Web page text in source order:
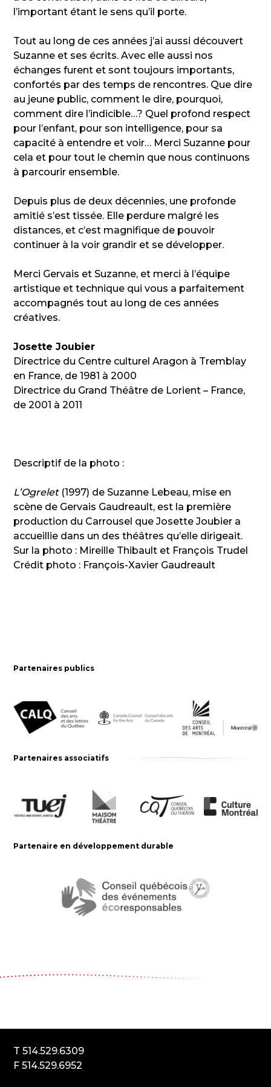
l’important étant le sens qu’il porte.
Tout au long de ces années j’ai aussi découvert
Suzanne et ses écrits. Avec elle aussi nos
échanges furent et sont toujours importants,
confortés par des temps de rencontres. Que dire
au jeune public, comment le dire, pourquoi,
comment dire l’indicible…? Quel profond respect
pour l’enfant, pour son intelligence, pour sa
capacité à entendre et voir… Merci Suzanne pour
cela et pour tout le chemin que nous continuons
à parcourir ensemble.
Depuis plus de deux décennies, une profonde
amitié s’est tissée. Elle perdure malgré les
distances, et c’est magnifique de pouvoir
continuer à la voir grandir et se développer.
Merci Gervais et Suzanne, et merci à l’équipe
artistique et technique qui vous a parfaitement
accompagnés tout au long de ces années
créatives.
Josette Joubier
Directrice du Centre culturel Aragon à Tremblay
en France, de 1981 à 2000
Directrice du Grand Théâtre de Lorient – France,
de 2001 à 2011
Descriptif de la photo :
L’Ogrelet(1997) de Suzanne Lebeau, mise en
scène de Gervais Gaudreault, est la première
production du Carrousel que Josette Joubier a
accueillie dans un des théâtres qu’elle dirigeait.
Sur la photo : Mireille Thibault et François Trudel
Crédit photo : François-Xavier Gaudreault
Partenaires publics
Partenaires associatifs
Partenaire en développement durable
T 514.529.6309
F 514.529.6952